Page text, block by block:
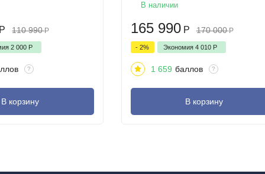
Flex и 6,3-дюймовым внешним экраном Actua, который ярче
Р 110 990 Р
2 000 Р
?
В корзину
В наличии
165 990 Р 170 000 Р
- 2% Экономия 4 010 Р
1 659 баллов ?
В корзину